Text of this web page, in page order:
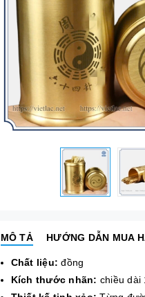
MÔ TẢ HƯỚNG DẪN MUA
Chất liệu: đồng
Kích thước nhãn: chiều dài